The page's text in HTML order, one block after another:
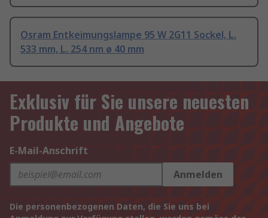
Osram Entkeimungslampe 95 W 2G11 Sockel, L.
533 mm, L. 254 nm ø 40 mm
Exklusiv für Sie unsere neuesten
Produkte und Angebote
E-Mail-Anschrift
Anmelden
Die personenbezogenen Daten, die Sie uns bei